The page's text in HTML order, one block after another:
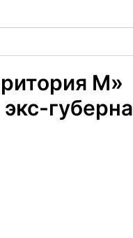
М»